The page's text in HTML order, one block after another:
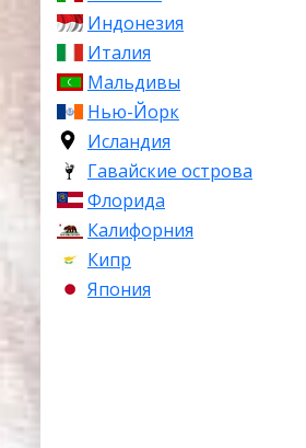
Индонезия
Италия
Мальдивы
Нью-Йорк
Исландия
Гавайские острова
Флорида
Калифорния
Кипр
Япония